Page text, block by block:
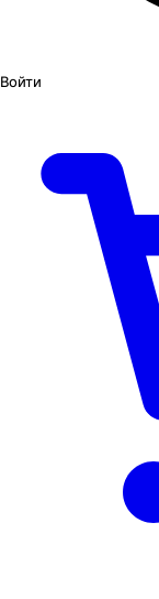
Войти